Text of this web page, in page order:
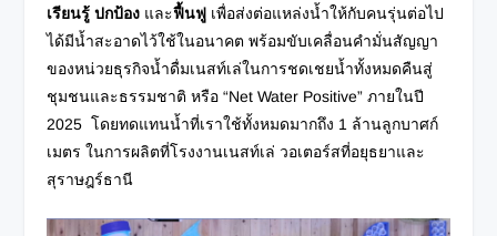
เรียนรู้ ปกป้อง และฟื้นฟู เพื่อส่งต่อแหล่งน้ำให้กับคนรุ่นต่อไป
ได้มีน้ำสะอาดไว้ใช้ในอนาคต พร้อมขับเคลื่อนคำมั่นสัญญา
ของหน่วยธุรกิจน้ำดื่มเนสท์เล่ในการชดเชยน้ำทั้งหมดคืนสู่
ชุมชนและธรรมชาติ หรือ “Net Water Positive” ภายในปี
2025 โดยทดแทนน้ำที่เราใช้ทั้งหมดมากถึง 1 ล้านลูกบาศก์
เมตร ในการผลิตที่โรงงานเนสท์เล่ วอเตอร์สที่อยุธยาและ
สุราษฎร์ธานี